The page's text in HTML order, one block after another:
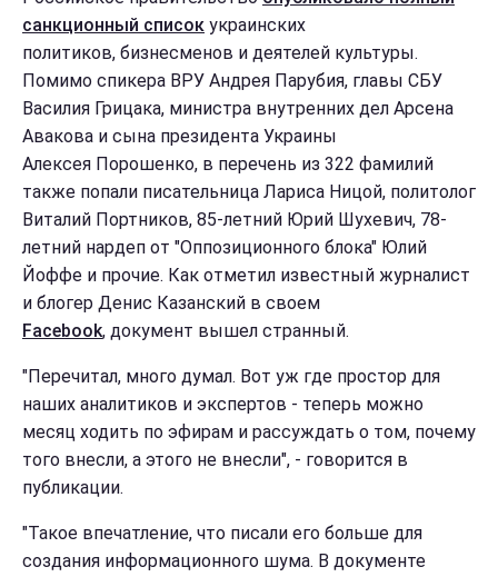
санкционный список украинских
политиков, бизнесменов и деятелей культуры.
Помимо спикера ВРУ Андрея Парубия, главы СБУ
Василия Грицака, министра внутренних дел Арсена
Авакова и сына президента Украины
Алексея Порошенко, в перечень из 322 фамилий
также попали писательница Лариса Ницой, политолог
Виталий Портников, 85-летний Юрий Шухевич, 78-
летний нардеп от "Оппозиционного блока" Юлий
Йоффе и прочие. Как отметил известный журналист
и блогер Денис Казанский в своем
Facebook, документ вышел странный.
"Перечитал, много думал. Вот уж где простор для
наших аналитиков и экспертов - теперь можно
месяц ходить по эфирам и рассуждать о том, почему
того внесли, а этого не внесли", - говорится в
публикации.
"Такое впечатление, что писали его больше для
создания информационного шума. В документе